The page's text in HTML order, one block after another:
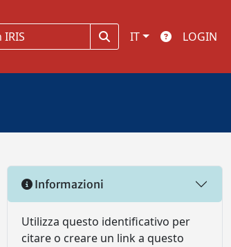
IT LOGIN
Informazioni
Utilizza questo identificativo per
citare o creare un link a questo